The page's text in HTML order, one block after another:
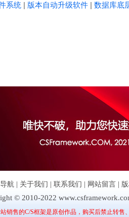
系统| 版本自动升级软件| 数据库底
航 | 关于我们 | 联系我们 | 网站留言|
© 2010-2022
销售的C/S框架是原创作品，购买后禁止转售